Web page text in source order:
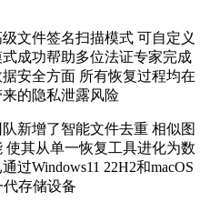
文件签名扫描模式 可自定义
成功帮助多位法证专家完成
安全方面 所有恢复过程均在
的隐私泄露风险
新增了智能文件去重 相似图
使其从单一恢复工具进化为数
过Windows11 22H2和macOS
代存储设备